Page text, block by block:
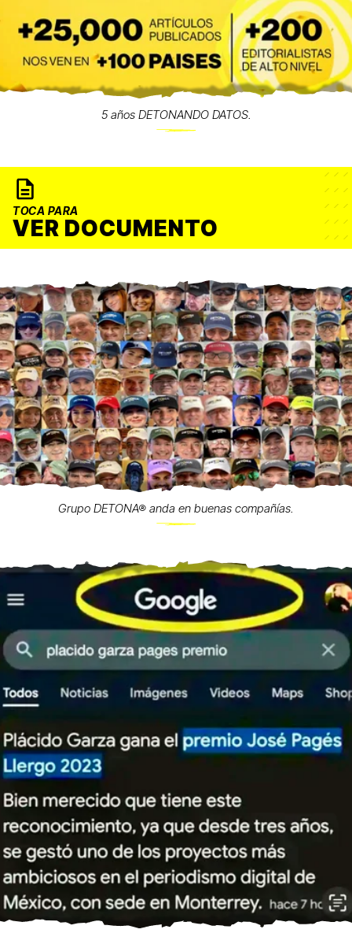
5 años DETONANDO DATOS.
TOCA PARA
VER DOCUMENTO
Grupo DETONA® anda en buenas compañías.